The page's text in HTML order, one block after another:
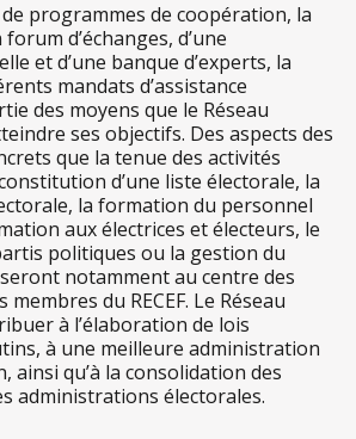
programmes de coopération, la
d’échanges, d’une
et d’une banque d’experts, la
mandats d’assistance
des moyens que le Réseau
ses objectifs. Des aspects des
que la tenue des activités
d’une liste électorale, la
la formation du personnel
aux électrices et électeurs, le
politiques ou la gestion du
notamment au centre des
du RECEF. Le Réseau
à l’élaboration de lois
à une meilleure administration
ainsi qu’à la consolidation des
administrations électorales.